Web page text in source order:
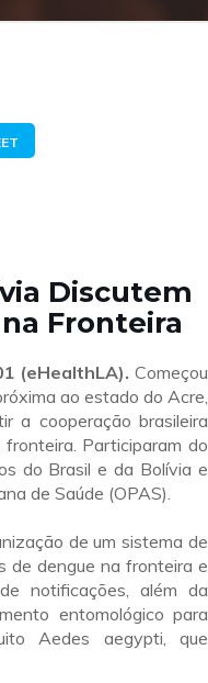
Discutem
Fronteira
(eHealthLA). Começou
ao estado do Acre,
a cooperação brasileira
Participaram do
do Brasil e da Bolívia e
de Saúde (OPAS).
de um sistema de
de dengue na fronteira e
notificações, além da
entomológico para
Aedes aegypti, que